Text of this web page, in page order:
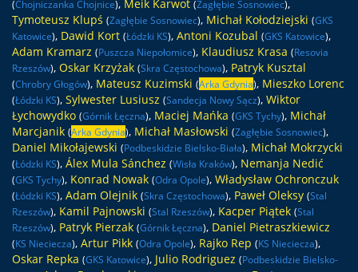
(Chojniczanka Chojnice), Meik Karwot (Zagłębie Sosnowiec),
Tymoteusz Klupś (Zagłębie Sosnowiec), Michał Kołodziejski (GKS
Katowice), Dawid Kort (Łódzki KS), Antoni Kozubal (GKS Katowice),
Adam Kramarz (Puszcza Niepołomice), Klaudiusz Krasa (Resovia
Rzeszów), Oskar Krzyżak (Skra Częstochowa), Patryk Kusztal
(Chrobry Głogów), Mateusz Kuzimski (Arka Gdynia), Mieszko Lorenc
(Łódzki KS), Sylwester Lusiusz (Sandecja Nowy Sącz), Wiktor
Łychowydko (Górnik Łęczna), Maciej Mańka (GKS Tychy), Michał
Marcjanik (Arka Gdynia), Michał Masłowski (Zagłębie Sosnowiec),
Daniel Mikołajewski (Podbeskidzie Bielsko-Biała), Michał Mokrzycki
(Łódzki KS), Álex Mula Sánchez (Wisła Kraków), Nemanja Nedić
(GKS Tychy), Konrad Nowak (Odra Opole), Władysław Ochronczuk
(Łódzki KS), Adam Olejnik (Skra Częstochowa), Paweł Oleksy (Stal
Rzeszów), Kamil Pajnowski (Stal Rzeszów), Kacper Piątek (Stal
Rzeszów), Patryk Pierzak (Górnik Łęczna), Daniel Pietraszkiewicz
(KS Nieciecza), Artur Pikk (Odra Opole), Rajko Rep (KS Nieciecza),
Oskar Repka (GKS Katowice), Julio Rodriguez (Podbeskidzie Bielsko-